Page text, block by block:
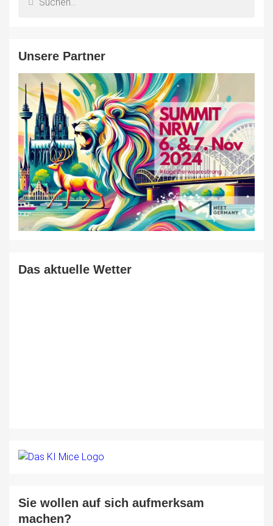
Unsere Partner
Das aktuelle Wetter
Sie wollen auf sich aufmerksam
machen?